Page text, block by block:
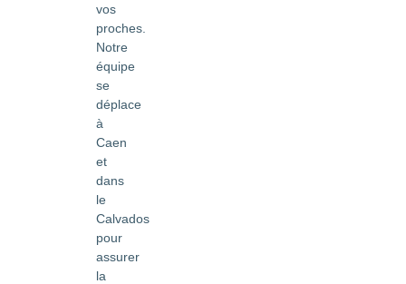
vos
proches.
Notre
équipe
se
déplace
à
Caen
et
dans
le
Calvados
pour
assurer
la